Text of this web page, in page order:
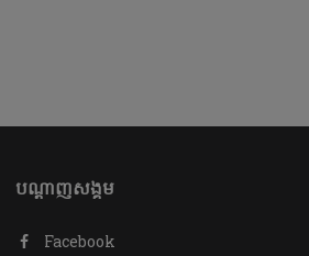
បណ្តាញសង្គម
Facebook